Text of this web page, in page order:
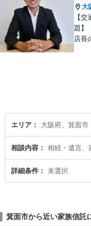
大
【
題】
店長
エリア 大阪府、箕面市
相談内容 相続・遺言、
詳細条件 未選択
箕面市から近い家族信託